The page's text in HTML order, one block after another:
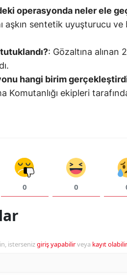
operasyonda neler ele
aşkın sentetik uyuşturucu ve
: Gözaltına alınan
hangi birim
Komutanlığı ekipleri
0 0
istersenizgiriş yapabilirveya kayıt